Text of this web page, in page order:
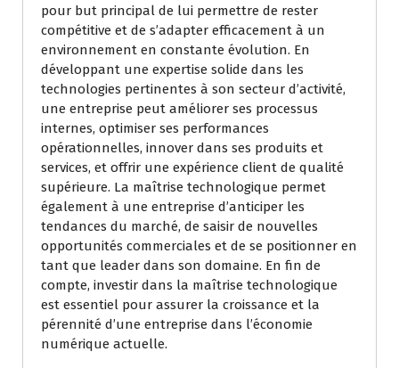
pour but principal de lui permettre de rester
compétitive et de s’adapter efficacement à un
environnement en constante évolution. En
développant une expertise solide dans les
technologies pertinentes à son secteur d’activité,
une entreprise peut améliorer ses processus
internes, optimiser ses performances
opérationnelles, innover dans ses produits et
services, et offrir une expérience client de qualité
supérieure. La maîtrise technologique permet
également à une entreprise d’anticiper les
tendances du marché, de saisir de nouvelles
opportunités commerciales et de se positionner en
tant que leader dans son domaine. En fin de
compte, investir dans la maîtrise technologique
est essentiel pour assurer la croissance et la
pérennité d’une entreprise dans l’économie
numérique actuelle.